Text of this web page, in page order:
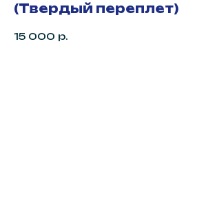
(Твердый переплет)
15 000 р.